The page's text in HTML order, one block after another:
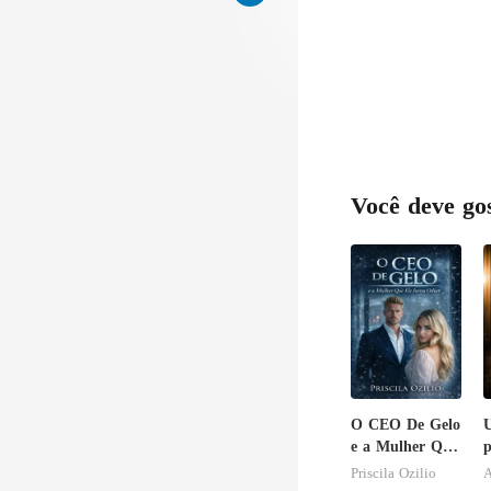
Você deve
O CEO De Gelo
e a Mulher Que
Ele Jurou
Priscila Ozilio